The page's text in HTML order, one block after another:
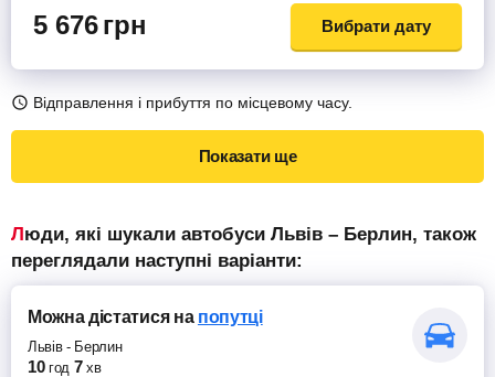
5 676грн Вибрати дату
Відправлення і прибуття по місцевому часу.
Показати ще
Люди, які шукали автобуси Львів – Берлин, також
переглядали наступні варіанти:
Можна дістатисяна попутці
Львів- Берлин
10 год 7 хв